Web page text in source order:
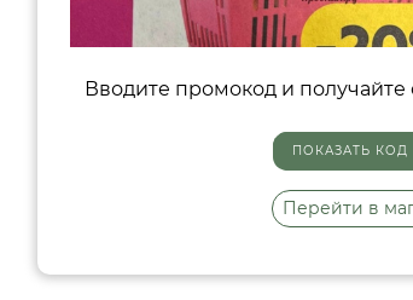
Вводите промокод и получайте
ПОКАЗАТЬ КОД
Перейти в